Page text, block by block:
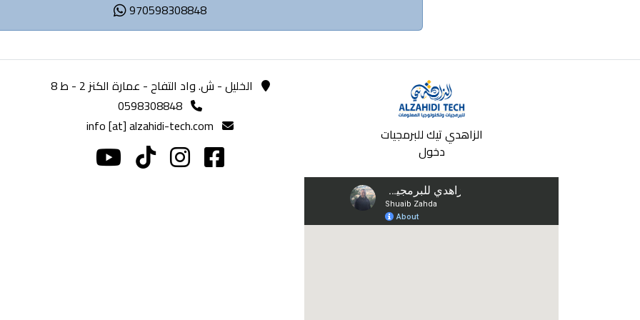
970598308848
الزاهدي تيك للبرمجيات
دخول
الخليل - ش. واد التفاح - عمارة الكنز 2 - ط 8